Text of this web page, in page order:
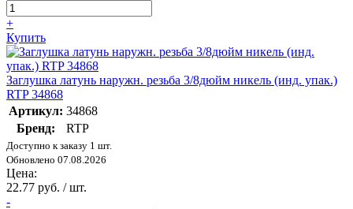
+
Купить
Заглушка латунь наружн. резьба 3/8дюйм никель (инд. упак.)
RTP 34868
Артикул: 34868
Бренд:
RTP
Доступно к заказу 1 шт.
Обновлено 07.08.2026
Цена:
22.77 руб. / шт.
-